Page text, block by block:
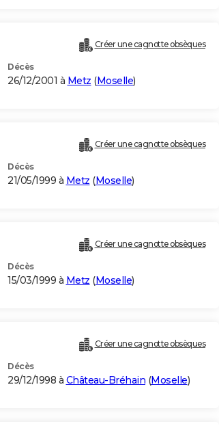
Créer une cagnotte obsèques
Décès
26/12/2001 à Metz (Moselle)
Créer une cagnotte obsèques
Décès
21/05/1999 à Metz (Moselle)
Créer une cagnotte obsèques
Décès
15/03/1999 à Metz (Moselle)
Créer une cagnotte obsèques
Décès
29/12/1998 à Château-Bréhain (Moselle)